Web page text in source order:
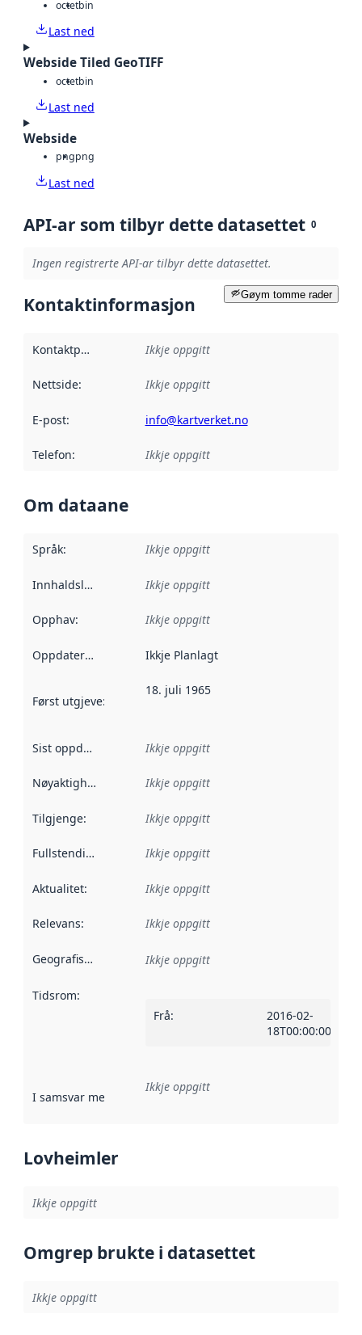
octetbin
Last ned
Webside Tiled GeoTIFF
octetbin
Last ned
Webside
pngpng
Last ned
API-ar som tilbyr dette datasettet 0
Ingen registrerte API-ar tilbyr dette datasettet.
Gøym tomme rader
Kontaktinformasjon
Kontaktpunkt Ikkje oppgitt
Nettside: Ikkje oppgitt
E-post: info@kartverket.no
Telefon: Ikkje oppgitt
Om dataane
Språk: Ikkje oppgitt
Innhaldsleverandørar :
Ikkje oppgitt
Opphav: Ikkje oppgitt
Oppdateringsfrekvens :
Ikkje Planlagt
Først utgjeve: Denne datoen seier når dataa i dette
18. juli 1965
Sist oppdatert Ikkje oppgitt
Nøyaktigheit Ikkje oppgitt
Tilgjenge: Ikkje oppgitt
Fullstendigheit Ikkje oppgitt
Aktualitet: Ikkje oppgitt
Relevans: Ikkje oppgitt
Geografisk område Ikkje oppgitt
Tidsrom:
Frå:
2016-02-
18T00:00:00Z
I samsvar med Referanse til ei implementeringsregel eller
Ikkje oppgitt
Lovheimler
Ikkje oppgitt
Omgrep brukte i datasettet
Ikkje oppgitt